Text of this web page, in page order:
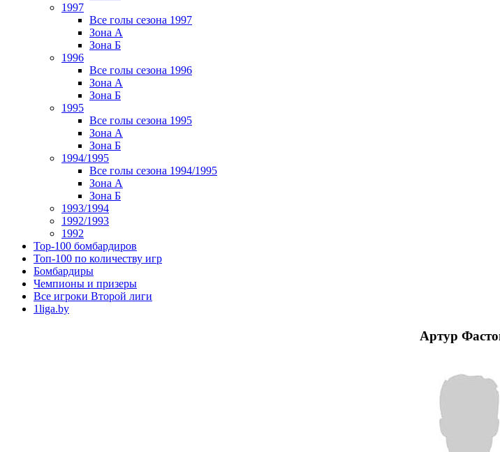
1997
Все голы сезона 1997
Зона А
Зона Б
1996
Все голы сезона 1996
Зона А
Зона Б
1995
Все голы сезона 1995
Зона А
Зона Б
1994/1995
Все голы сезона 1994/1995
Зона А
Зона Б
1993/1994
1992/1993
1992
Top-100 бомбардиров
Топ-100 по количеству игр
Бомбардиры
Чемпионы и призеры
Все игроки Второй лиги
1liga.by
Артур